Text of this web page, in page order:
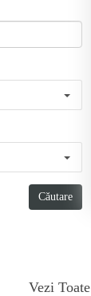
Vezi Toate